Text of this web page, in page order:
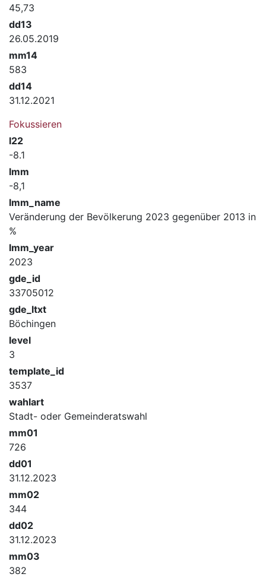
45,73
dd13
26.05.2019
mm14
583
dd14
31.12.2021
Fokussieren
l22
-8.1
lmm
-8,1
lmm_name
Veränderung der Bevölkerung 2023 gegenüber 2013 in
%
lmm_year
2023
gde_id
33705012
gde_ltxt
Böchingen
level
3
template_id
3537
wahlart
Stadt- oder Gemeinderatswahl
mm01
726
dd01
31.12.2023
mm02
344
dd02
31.12.2023
mm03
382